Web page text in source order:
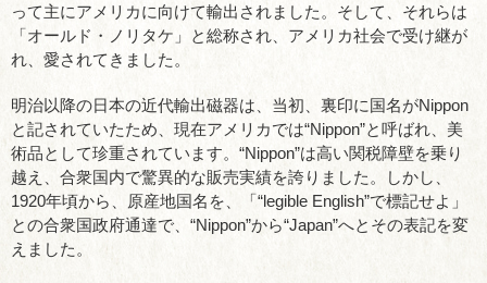
って主にアメリカに向けて輸出されました。そして、それらは
「オールド・ノリタケ」と総称され、アメリカ社会で受け継が
れ、愛されてきました。
明治以降の日本の近代輸出磁器は、当初、裏印に国名がNippon
と記されていたため、現在アメリカでは“Nippon”と呼ばれ、美
術品として珍重されています。“Nippon”は高い関税障壁を乗り
越え、合衆国内で驚異的な販売実績を誇りました。しかし、
1920年頃から、原産地国名を、「“legible English”で標記せよ」
との合衆国政府通達で、“Nippon”から“Japan”へとその表記を変
えました。